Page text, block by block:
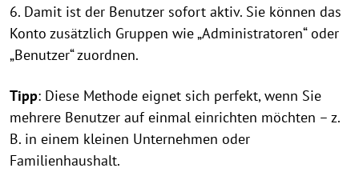
6. Damit ist der Benutzer sofort aktiv. Sie können das
Konto zusätzlich Gruppen wie „Administratoren“ oder
„Benutzer“ zuordnen.
Tipp: Diese Methode eignet sich perfekt, wenn Sie
mehrere Benutzer auf einmal einrichten möchten – z.
B. in einem kleinen Unternehmen oder
Familienhaushalt.